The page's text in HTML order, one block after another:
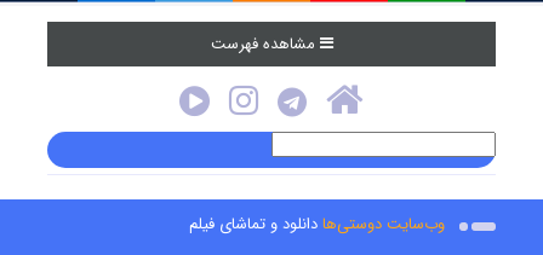
مشاهده فهرست
وب‌سایت دوستی‌هادانلود و تماشای فیلم